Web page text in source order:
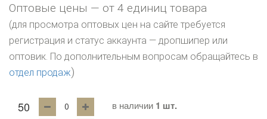
Оптовые цены — от 4 единиц товара
(для просмотра оптовых цен на сайте требуется
регистрация и статус аккаунта — дропшипер или
оптовик. По дополнительным вопросам обращайтесь в
отдел продаж)
50 в наличии 1 шт.